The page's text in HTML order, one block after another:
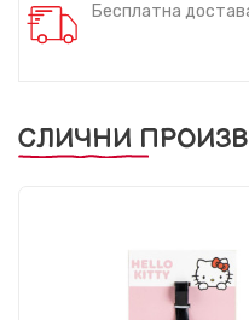
Бесплатна
СЛИЧНИ